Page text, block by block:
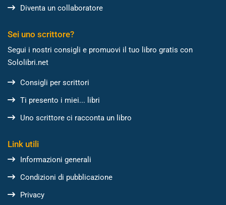
Diventa un collaboratore
Sei uno scrittore?
Segui i nostri consigli e promuovi il tuo libro gratis con
Sololibri.net
Consigli per scrittori
Ti presento i miei... libri
Uno scrittore ci racconta un libro
Link utili
Informazioni generali
Condizioni di pubblicazione
Privacy